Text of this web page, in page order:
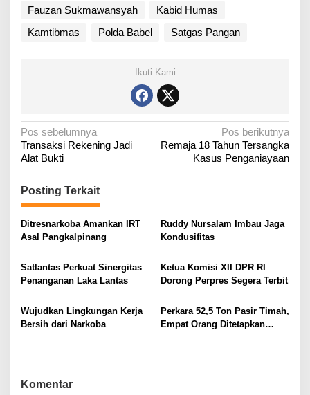
Fauzan Sukmawansyah
Kabid Humas
Kamtibmas
Polda Babel Satgas Pangan
Ikuti Kami
N
a
i
g
a
s
i
p
s
Pos sebelumnya
Transaksi Rekening Jadi
Alat Bukti
Pos berikutnya
Remaja 18 Tahun Tersangka
Kasus Penganiayaan
Posting Terkait
Ditresnarkoba Amankan IRT
Asal Pangkalpinang
Ruddy Nursalam Imbau Jaga
Kondusifitas
Satlantas Perkuat Sinergitas
Penanganan Laka Lantas
Ketua Komisi XII DPR RI
Dorong Perpres Segera Terbit
Wujudkan Lingkungan Kerja
Bersih dari Narkoba
Perkara 52,5 Ton Pasir Timah,
Empat Orang Ditetapkan
Komentar